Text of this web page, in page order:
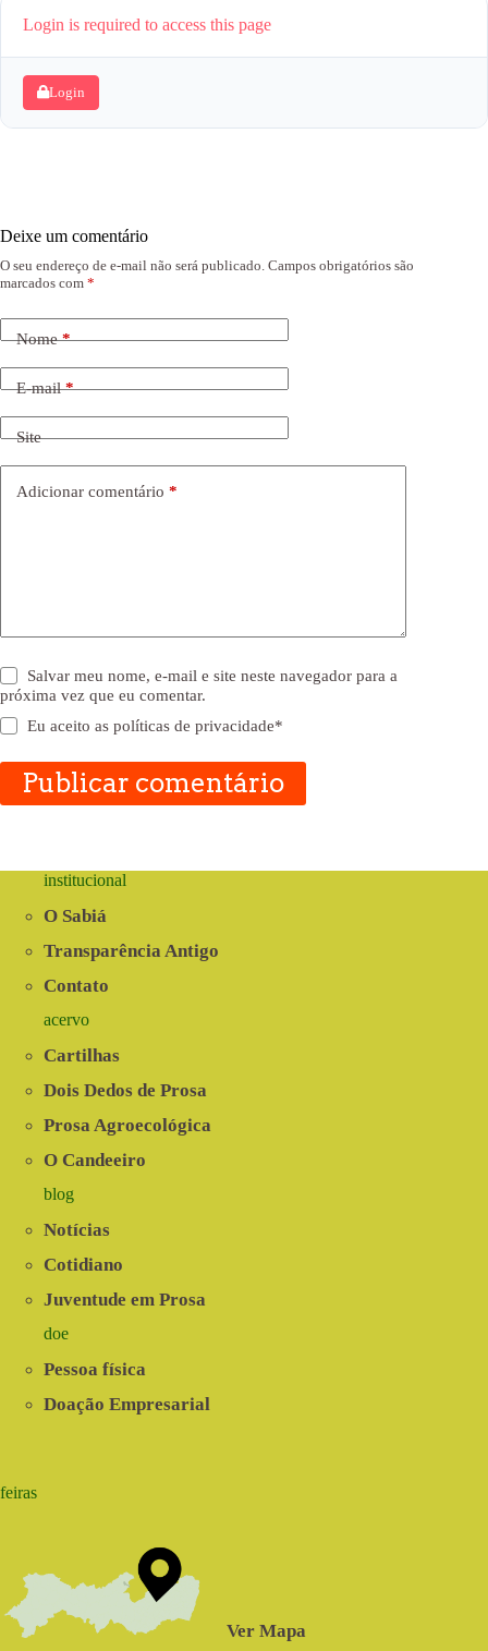
Login is required to access this page
Login
Deixe um comentário
O seu endereço de e-mail não será publicado. Campos obrigatórios são
marcados com *
Nome*
E-mail*
Site
Adicionar comentário *
Salvar meu nome, e-mail e site neste navegador para a
próxima vez que eu comentar.
Eu aceito aspolíticas de privacidade*
Publicar comentário
institucional
O Sabiá
Transparência Antigo
Contato
acervo
Cartilhas
Dois Dedos de Prosa
Prosa Agroecológica
O Candeeiro
blog
Notícias
Cotidiano
Juventude em Prosa
doe
Pessoa física
Doação Empresarial
feiras
Ver Mapa